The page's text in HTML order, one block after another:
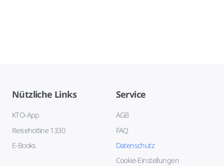
Nützliche Links
KTO-App
Reisehotline 1330
E-Books
Service
AGB
FAQ
Datenschutz
Cookie-Einstellungen